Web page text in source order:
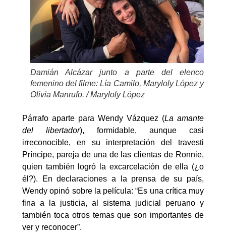
Damián Alcázar junto a parte del elenco
femenino del filme: Lía Camilo, Maryloly López y
Olivia Manrufo. / Maryloly López
Párrafo aparte para Wendy Vázquez (La amante
del libertador), formidable, aunque casi
irreconocible, en su interpretación del travesti
Príncipe, pareja de una de las clientas de Ronnie,
quien también logró la excarcelación de ella (¿o
él?). En declaraciones a la prensa de su país,
Wendy opinó sobre la película: “Es una crítica muy
fina a la justicia, al sistema judicial peruano y
también toca otros temas que son importantes de
ver y reconocer”.